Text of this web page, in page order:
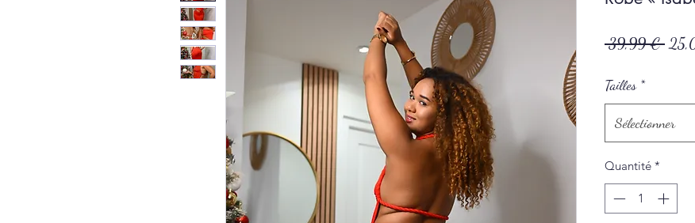
39,99 € Prix
Tailles *
Sélectionner
Quantité *